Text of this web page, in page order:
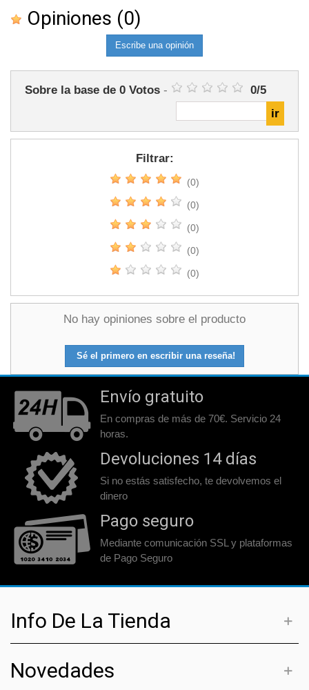
Opiniones (0)
Escribe una opinión
Sobre la base de 0 Votos - 0/5
Filtrar:
(0)
(0)
(0)
(0)
(0)
No hay opiniones sobre el producto
Sé el primero en escribir una reseña!
Envío gratuito
En compras de más de 70€. Servicio 24
horas.
Devoluciones 14 días
Si no estás satisfecho, te devolvemos el
dinero
Pago seguro
Mediante comunicación SSL y plataformas
de Pago Seguro
Info De La Tienda
Novedades